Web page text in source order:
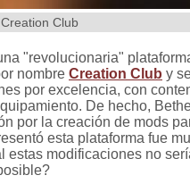
Club
"revolucionaria"
nombre Creation Club y
por excelencia, con
De hecho,
por la creación de mods
esta plataforma fue
modificaciones no